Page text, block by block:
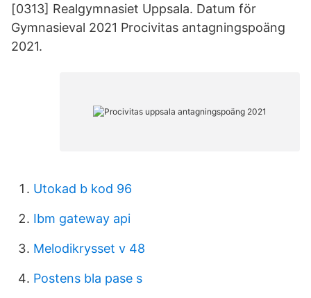
[0313] Realgymnasiet Uppsala. Datum för
Gymnasieval 2021 Procivitas antagningspoäng
2021.
Utokad b kod 96
Ibm gateway api
Melodikrysset v 48
Postens bla pase s